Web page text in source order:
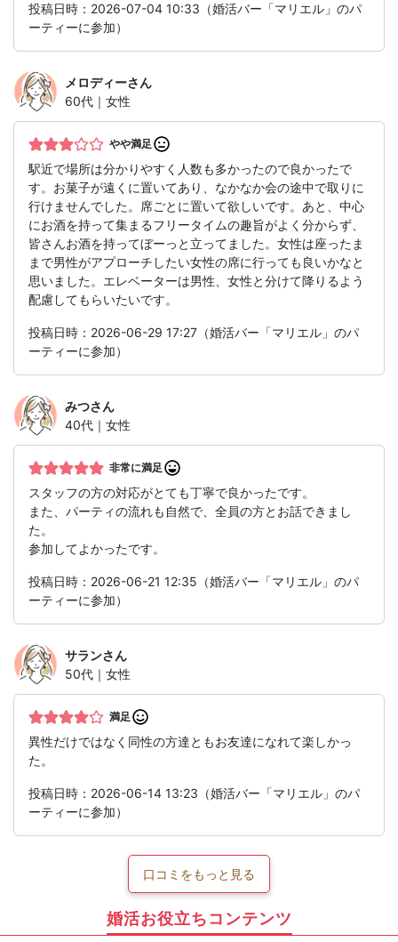
投稿日時：2026-07-04 10:33（婚活バー「マリエル」のパ
ーティーに参加）
メロディーさん
60代｜女性
やや満足
駅近で場所は分かりやすく人数も多かったので良かったで
す。お菓子が遠くに置いてあり、なかなか会の途中で取りに
行けませんでした。席ごとに置いて欲しいです。あと、中心
にお酒を持って集まるフリータイムの趣旨がよく分からず、
皆さんお酒を持ってぼーっと立ってました。女性は座ったま
まで男性がアプローチしたい女性の席に行っても良いかなと
思いました。エレベーターは男性、女性と分けて降りるよう
配慮してもらいたいです。
投稿日時：2026-06-29 17:27（婚活バー「マリエル」のパ
ーティーに参加）
みつさん
40代｜女性
非常に満足
スタッフの方の対応がとても丁寧で良かったです。
また、パーティの流れも自然で、全員の方とお話できまし
た。
参加してよかったです。
投稿日時：2026-06-21 12:35（婚活バー「マリエル」のパ
ーティーに参加）
サランさん
50代｜女性
満足
異性だけではなく同性の方達ともお友達になれて楽しかっ
た。
投稿日時：2026-06-14 13:23（婚活バー「マリエル」のパ
ーティーに参加）
口コミをもっと見る
婚活お役立ちコンテンツ